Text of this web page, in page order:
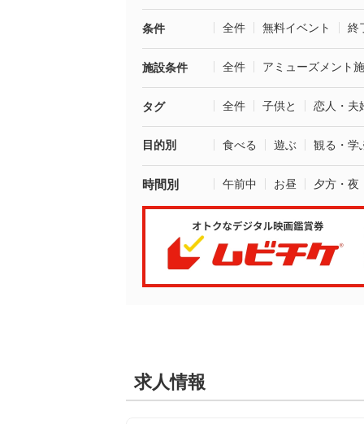
条件 全件 無料イベント 終
施設条件 全件 アミューズメント
タグ 全件 子供と 恋人・夫
目的別 食べる 遊ぶ 観る・学
時間別 午前中 お昼 夕方・夜
求人情報